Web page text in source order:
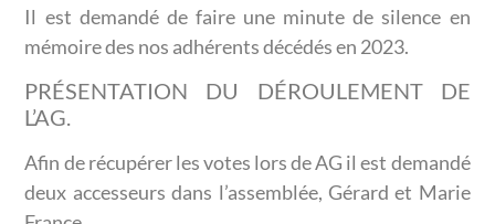
Il est demandé de faire une minute de silence en
mémoire des nos adhérents décédés en 2023.
PRÉSENTATION DU DÉROULEMENT DE
L’AG.
Afin de récupérer les votes lors de AG il est demandé
deux accesseurs dans l’assemblée, Gérard et Marie